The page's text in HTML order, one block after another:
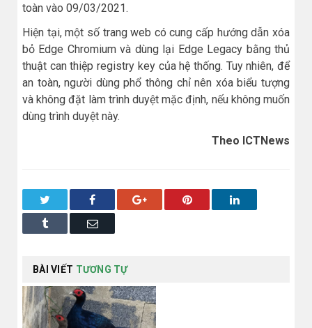
toàn vào 09/03/2021.
Hiện tại, một số trang web có cung cấp hướng dẫn xóa
bỏ Edge Chromium và dùng lại Edge Legacy bằng thủ
thuật can thiệp registry key của hệ thống. Tuy nhiên, để
an toàn, người dùng phổ thông chỉ nên xóa biểu tượng
và không đặt làm trình duyệt mặc định, nếu không muốn
dùng trình duyệt này.
Theo ICTNews
Facebook Google+ Pinterest LinkedIn
Tumblr Email
BÀI VIẾT TƯƠNG TỰ